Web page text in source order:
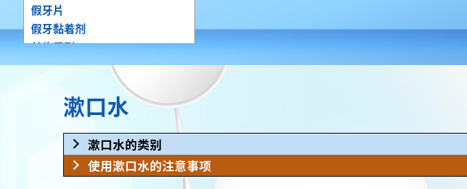
假牙片
假牙黏着剂
单头牙刷
牙缝刷
漱口水
漱口水的类别
使用漱口水的注意事项